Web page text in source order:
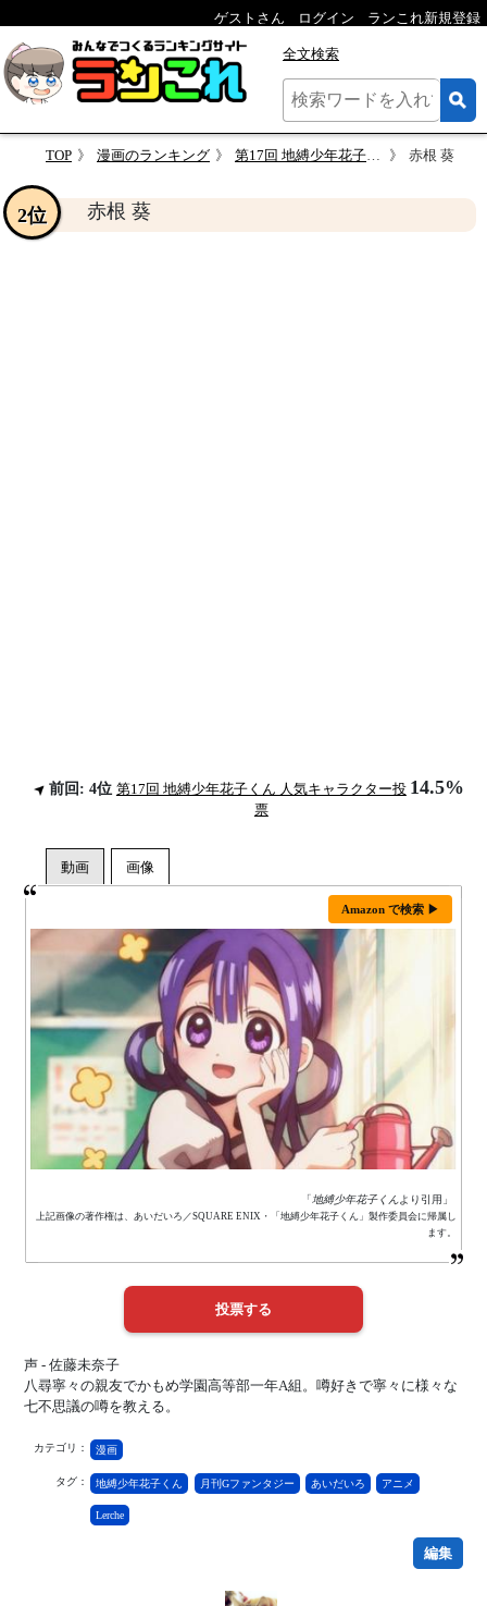
ゲストさん ログイン ランこれ新規登録
全文検索
TOP 漫画のランキング 第17回 地縛少年花子くん 人気キャラクター投票 赤根 葵
赤根 葵
2位
前回: 4位 第17回 地縛少年花子くん 人気キャラクター投
票
14.5%
Amazon で検索 ▶
「地縛少年花子くん より引用」
上記画像の著作権は、あいだいろ／SQUARE ENIX・「地縛少年花子くん」製作委員会に帰属し
ます。
声 - 佐藤未奈子
八尋寧々の親友でかもめ学園高等部一年A組。噂好きで寧々に様々な
七不思議の噂を教える。
カテゴリ： 漫画
タグ： 地縛少年花子くん 月刊Gファンタジー あいだいろ アニメ
Lerche
編集